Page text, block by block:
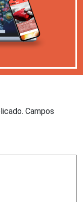
Campos